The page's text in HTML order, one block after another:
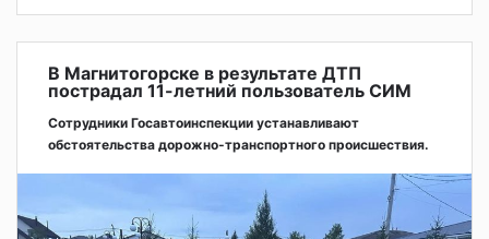
В Магнитогорске в результате ДТП
пострадал 11-летний пользователь СИМ
Сотрудники Госавтоинспекции устанавливают
обстоятельства дорожно-транспортного происшествия.